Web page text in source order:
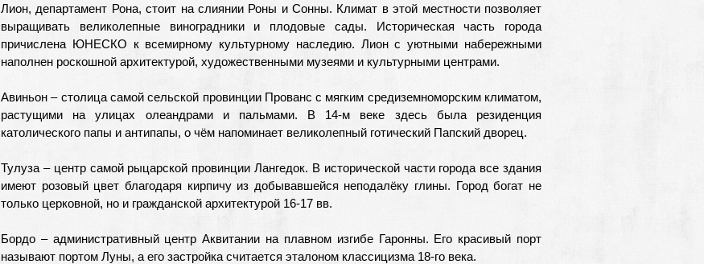
Лион, департамент Рона, стоит на слиянии Роны и Сонны. Климат в этой местности позволяет
выращивать великолепные виноградники и плодовые сады. Историческая часть города
причислена ЮНЕСКО к всемирному культурному наследию. Лион с уютными набережными
наполнен роскошной архитектурой, художественными музеями и культурными центрами.
Авиньон – столица самой сельской провинции Прованс с мягким средиземноморским климатом,
растущими на улицах олеандрами и пальмами. В 14-м веке здесь была резиденция
католического папы и антипапы, о чём напоминает великолепный готический Папский дворец.
Тулуза – центр самой рыцарской провинции Лангедок. В исторической части города все здания
имеют розовый цвет благодаря кирпичу из добывавшейся неподалёку глины. Город богат не
только церковной, но и гражданской архитектурой 16-17 вв.
Бордо – административный центр Аквитании на плавном изгибе Гаронны. Его красивый порт
называют портом Луны, а его застройка считается эталоном классицизма 18-го века.